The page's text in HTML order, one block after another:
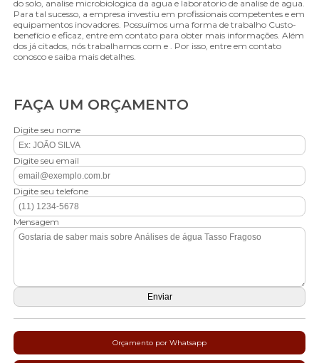
do solo, analise microbiologica da agua e laboratorio de analise de agua.
Para tal sucesso, a empresa investiu em profissionais competentes e em
equipamentos inovadores. Possuímos uma forma de trabalho Custo-
benefício e eficaz, entre em contato para obter mais informações. Além
dos já citados, nós trabalhamos com e . Por isso, entre em contato
conosco e saiba mais detalhes.
FAÇA UM ORÇAMENTO
Digite seu nome
Digite seu email
Digite seu telefone
Mensagem
Orçamento por Whatsapp